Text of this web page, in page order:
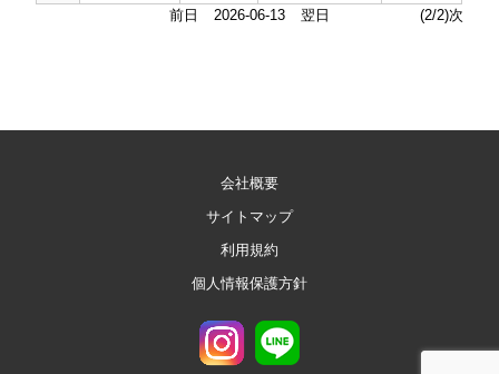
前日
2026-06-13 翌日 (2/2)次
会社概要
サイトマップ
利用規約
個人情報保護方針